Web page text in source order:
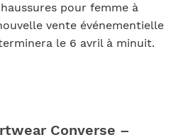
pour femme à
vente événementielle
le 6 avril à minuit.
Converse –